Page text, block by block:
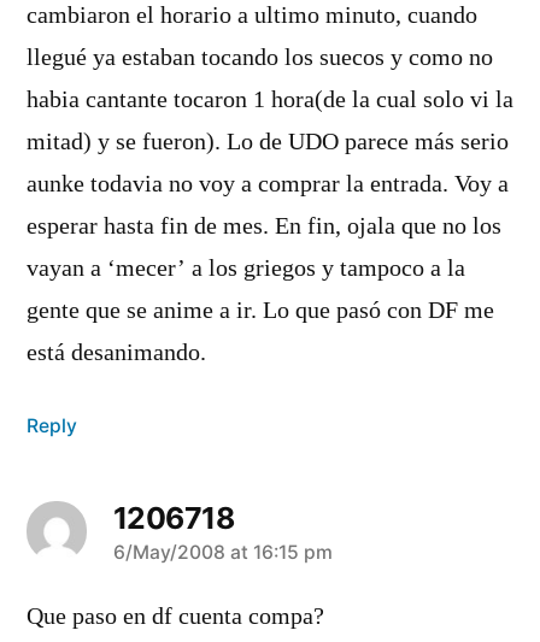
cambiaron el horario a ultimo minuto, cuando
llegué ya estaban tocando los suecos y como no
habia cantante tocaron 1 hora(de la cual solo vi la
mitad) y se fueron). Lo de UDO parece más serio
aunke todavia no voy a comprar la entrada. Voy a
esperar hasta fin de mes. En fin, ojala que no los
vayan a ‘mecer’ a los griegos y tampoco a la
gente que se anime a ir. Lo que pasó con DF me
está desanimando.
Reply
1206718
says:
6/May/2008 at 16:15 pm
Que paso en df cuenta compa?